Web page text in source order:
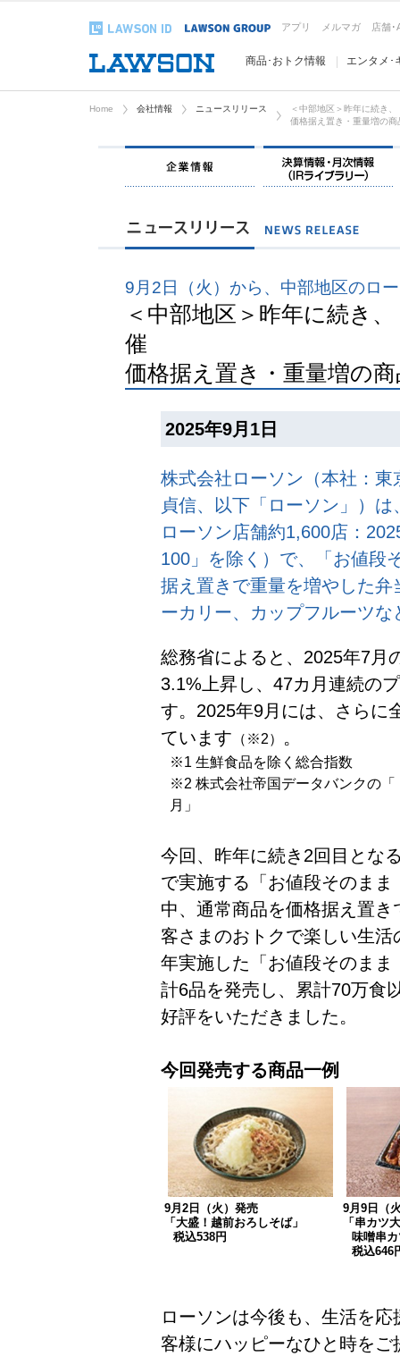
アプリ メルマガ 店舗･
商品･おトク情報 エンタメ･
Home 会社情報 ニュースリリース
＜中部地区＞昨年に続き
価格据え置き・重量増の
企業情報
9月2日（火）から、中部地区のロ
＜中部地区＞昨年に続き
催
価格据え置き・重量増の
2025年9月1日
株式会社ローソン（本社：
貞信、以下「ローソン」）
ローソン店舗約1,600店：
100」を除く）で、「お値段
据え置きで重量を増やした
ーカリー、カップフルーツ
総務省によると、2025年7月
3.1%上昇し、47カ月連続の
す。2025年9月には、さらに
ています （※2） 。
※1 生鮮食品を除く総合指数
※2 株式会社帝国データバンクの
月」
今回、昨年に続き2回目とな
で実施する「お値段そのま
中、通常商品を価格据え置
客さまのおトクで楽しい生
年実施した「お値段そのま
計6品を発売し、累計70万食
好評をいただきました。
今回発売する商品一例
9月2日（火）発売
「大盛！越前おろしそば」
税込538円
9月9日（
「串カツ
味噌串
税込646
ローソンは今後も、生活を
客様にハッピーなひと時をご